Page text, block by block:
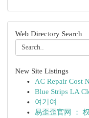
Web Directory Search
New Site Listings
AC Repair Cost
Blue Strips LA
여기여
易歪歪官网 ：